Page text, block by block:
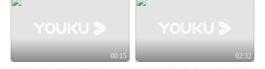
00:15 02:32